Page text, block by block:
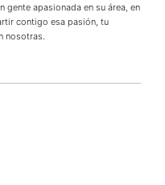
gente apasionada en su área, en
contigo esa pasión, tu
nosotras.